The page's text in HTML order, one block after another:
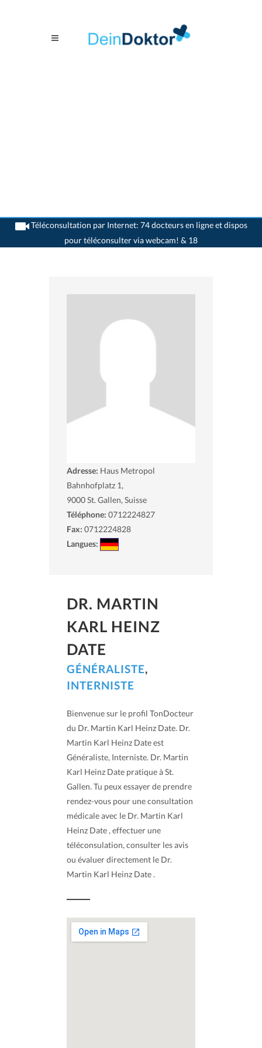
Téléconsultation par Internet: 74 docteurs en ligne et dispos
pour téléconsulter via webcam! & 18
>Généralistes>St. Gallen>Dr. Martin Karl Heinz Date
Adresse: Haus Metropol
Bahnhofplatz 1,
9000St. Gallen, Suisse
Téléphone: 0712224827
Fax: 0712224828
Langues:
DR. MARTIN
KARL HEINZ
DATE
GÉNÉRALISTE,
INTERNISTE
Bienvenue sur le profil TonDocteur
du Dr. Martin Karl Heinz Date. Dr.
Martin Karl Heinz Date est
Généraliste, Interniste. Dr. Martin
Karl Heinz Date pratique à St.
Gallen. Tu peux essayer de prendre
rendez-vous pour une consultation
médicale avec le Dr. Martin Karl
Heinz Date , effectuer une
téléconsulation, consulter les avis
ou évaluer directement le Dr.
Martin Karl Heinz Date .